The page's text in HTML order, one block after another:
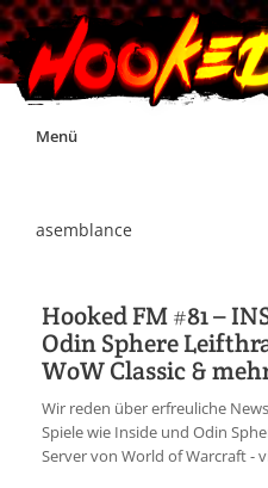
Skip
Menü
Impressum
Jobs
asemblance
Hooked FM #81 –
Odin Sphere
WoW Classic &
Wir reden über erfreuliche
Spiele wie Inside und Odin
Server von World of Warcraft -